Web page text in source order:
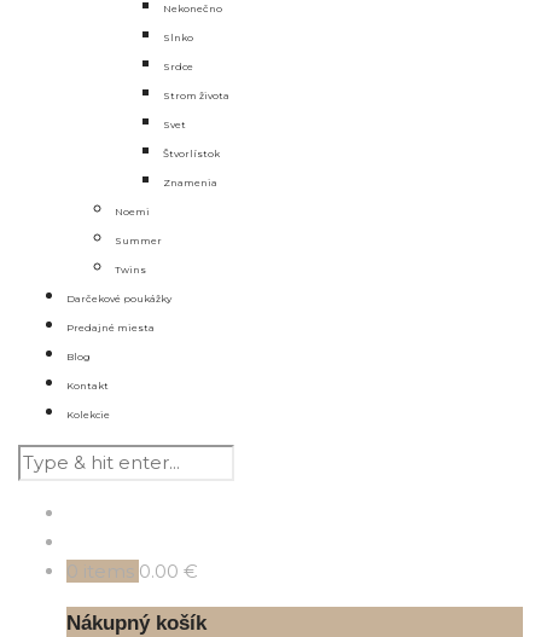
Nekonečno
Slnko
Srdce
Strom života
Svet
Štvorlístok
Znamenia
Noemi
Summer
Twins
Darčekové poukážky
Predajné miesta
Blog
Kontakt
Kolekcie
0 items 0.00 €
Nákupný košík